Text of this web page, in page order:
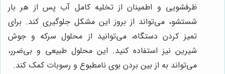
ظرفشویی و اطمینان از تخلیه کامل آب پس از هر بار
شستشو، می‌تواند از بروز این مشکل جلوگیری کند. برای
تمیز کردن دستگاه، می‌توانید از محلول سرکه و جوش
شیرین نیز استفاده کنید. این محلول طبیعی و بی‌ضرر،
می‌تواند به از بین بردن بوی نامطبوع و رسوبات کمک کند.